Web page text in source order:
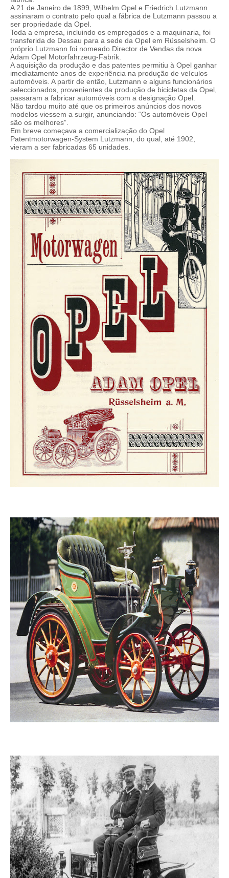
A 21 de Janeiro de 1899, Wilhelm Opel e Friedrich Lutzmann
assinaram o contrato pelo qual a fábrica de Lutzmann passou a
ser propriedade da Opel.
Toda a empresa, incluindo os empregados e a maquinaria, foi
transferida de Dessau para a sede da Opel em Rüsselsheim. O
próprio Lutzmann foi nomeado Director de Vendas da nova
Adam Opel Motorfahrzeug-Fabrik.
A aquisição da produção e das patentes permitiu à Opel ganhar
imediatamente anos de experiência na produção de veículos
automóveis. A partir de então, Lutzmann e alguns funcionários
seleccionados, provenientes da produção de bicicletas da Opel,
passaram a fabricar automóveis com a designação Opel.
Não tardou muito até que os primeiros anúncios dos novos
modelos viessem a surgir, anunciando: “Os automóveis Opel
são os melhores”.
Em breve começava a comercialização do Opel
Patentmotorwagen-System Lutzmann, do qual, até 1902,
vieram a ser fabricadas 65 unidades.